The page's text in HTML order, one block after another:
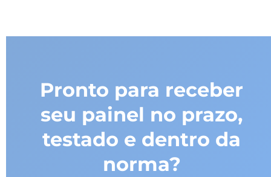
Pronto para receber
seu painel no prazo,
testado e dentro da
norma?